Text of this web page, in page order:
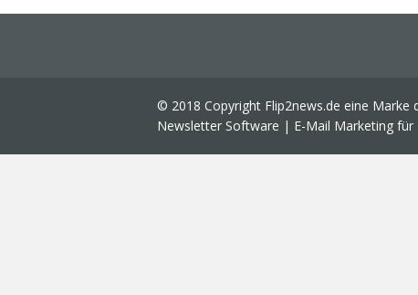
© 2018 Copyright Flip2news.de eine Marke
Newsletter Software | E-Mail Marketing für